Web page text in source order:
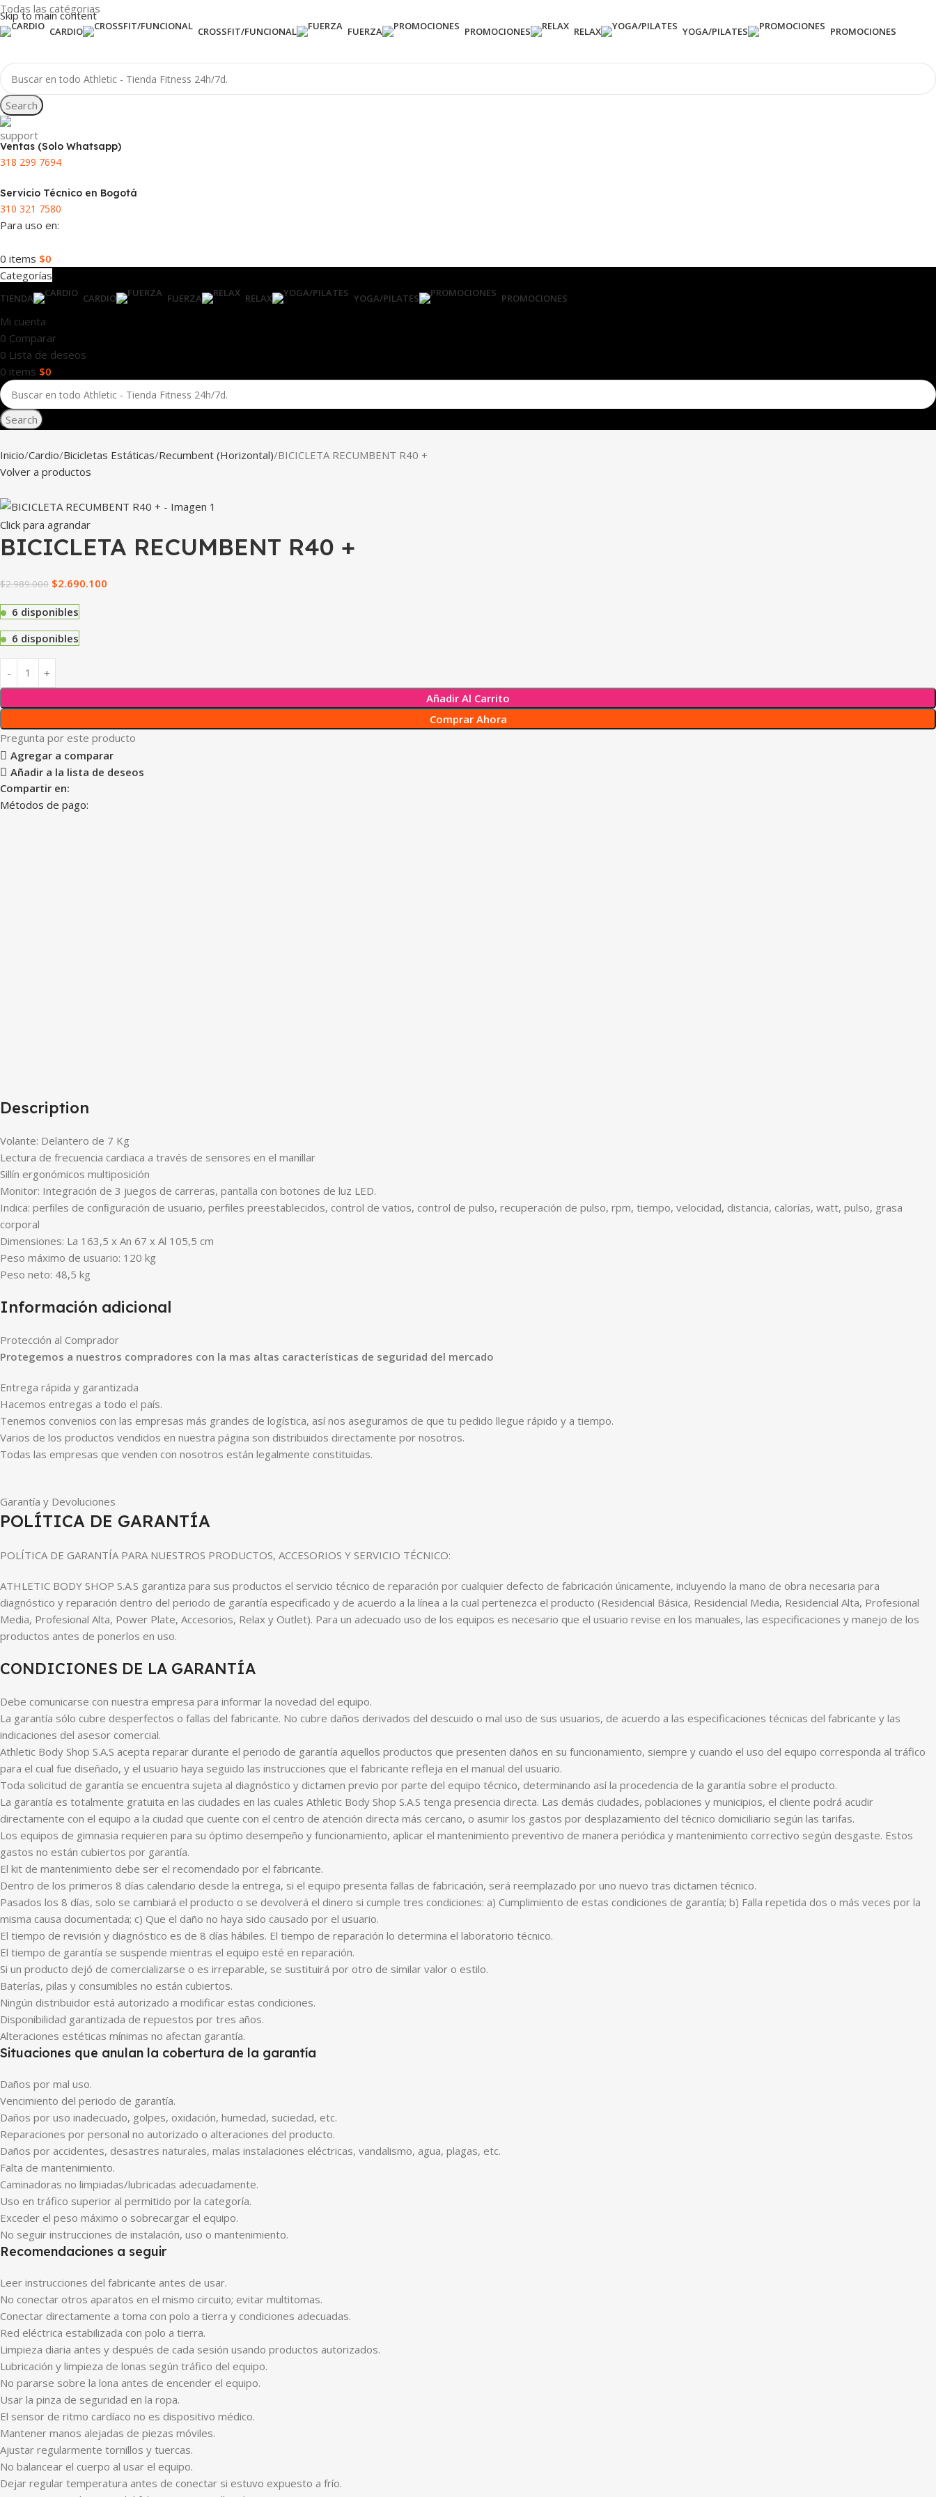
Skip to main content
Todas las catégorias
CARDIO CROSSFIT/FUNCIONAL FUERZA PROMOCIONES RELAX YOGA/PILATES PROMOCIONES
Search
Ventas (Solo Whatsapp)
318 299 7694
Servicio Técnico en Bogotá
310 321 7580
Para uso en:
0 items $0
Categorías
TIENDA CARDIO FUERZA RELAX YOGA/PILATES PROMOCIONES
Mi cuenta
0 Comparar
0 Lista de deseos
0 items $0
Search
Inicio Cardio Bicicletas Estáticas Recumbent (Horizontal) BICICLETA RECUMBENT R40 +
Volver a productos
Click para agrandar
BICICLETA RECUMBENT R40 +
$2.989.000 $2.690.100
6 disponibles
6 disponibles
Añadir Al Carrito
Comprar Ahora
Pregunta por este producto
Agregar a comparar
Añadir a la lista de deseos
Compartir en:
Métodos de pago:
Description
Volante: Delantero de 7 Kg
Lectura de frecuencia cardiaca a través de sensores en el manillar
Sillín ergonómicos multiposición
Monitor: Integración de 3 juegos de carreras, pantalla con botones de luz LED.
Indica: perﬁles de conﬁguración de usuario, perﬁles preestablecidos, control de vatios, control de pulso, recuperación de pulso, rpm, tiempo, velocidad, distancia, calorías, watt, pulso, grasa
corporal
Dimensiones: La 163,5 x An 67 x Al 105,5 cm
Peso máximo de usuario: 120 kg
Peso neto: 48,5 kg
Información adicional
Protección al Comprador
Protegemos a nuestros compradores con la mas altas características de seguridad del mercado
Entrega rápida y garantizada
Hacemos entregas a todo el país.
Tenemos convenios con las empresas más grandes de logística, así nos aseguramos de que tu pedido llegue rápido y a tiempo.
Varios de los productos vendidos en nuestra página son distribuidos directamente por nosotros.
Todas las empresas que venden con nosotros están legalmente constituidas.
Garantía y Devoluciones
POLÍTICA DE GARANTÍA
POLÍTICA DE GARANTÍA PARA NUESTROS PRODUCTOS, ACCESORIOS Y SERVICIO TÉCNICO:
ATHLETIC BODY SHOP S.A.S garantiza para sus productos el servicio técnico de reparación por cualquier defecto de fabricación únicamente, incluyendo la mano de obra necesaria para
diagnóstico y reparación dentro del periodo de garantía especificado y de acuerdo a la línea a la cual pertenezca el producto (Residencial Básica, Residencial Media, Residencial Alta, Profesional
Media, Profesional Alta, Power Plate, Accesorios, Relax y Outlet). Para un adecuado uso de los equipos es necesario que el usuario revise en los manuales, las especificaciones y manejo de los
productos antes de ponerlos en uso.
CONDICIONES DE LA GARANTÍA
Debe comunicarse con nuestra empresa para informar la novedad del equipo.
La garantía sólo cubre desperfectos o fallas del fabricante. No cubre daños derivados del descuido o mal uso de sus usuarios, de acuerdo a las especificaciones técnicas del fabricante y las
indicaciones del asesor comercial.
Athletic Body Shop S.A.S acepta reparar durante el periodo de garantía aquellos productos que presenten daños en su funcionamiento, siempre y cuando el uso del equipo corresponda al tráfico
para el cual fue diseñado, y el usuario haya seguido las instrucciones que el fabricante refleja en el manual del usuario.
Toda solicitud de garantía se encuentra sujeta al diagnóstico y dictamen previo por parte del equipo técnico, determinando así la procedencia de la garantía sobre el producto.
La garantía es totalmente gratuita en las ciudades en las cuales Athletic Body Shop S.A.S tenga presencia directa. Las demás ciudades, poblaciones y municipios, el cliente podrá acudir
directamente con el equipo a la ciudad que cuente con el centro de atención directa más cercano, o asumir los gastos por desplazamiento del técnico domiciliario según las tarifas.
Los equipos de gimnasia requieren para su óptimo desempeño y funcionamiento, aplicar el mantenimiento preventivo de manera periódica y mantenimiento correctivo según desgaste. Estos
gastos no están cubiertos por garantía.
El kit de mantenimiento debe ser el recomendado por el fabricante.
Dentro de los primeros 8 días calendario desde la entrega, si el equipo presenta fallas de fabricación, será reemplazado por uno nuevo tras dictamen técnico.
Pasados los 8 días, solo se cambiará el producto o se devolverá el dinero si cumple tres condiciones: a) Cumplimiento de estas condiciones de garantía; b) Falla repetida dos o más veces por la
misma causa documentada; c) Que el daño no haya sido causado por el usuario.
El tiempo de revisión y diagnóstico es de 8 días hábiles. El tiempo de reparación lo determina el laboratorio técnico.
El tiempo de garantía se suspende mientras el equipo esté en reparación.
Si un producto dejó de comercializarse o es irreparable, se sustituirá por otro de similar valor o estilo.
Baterías, pilas y consumibles no están cubiertos.
Ningún distribuidor está autorizado a modificar estas condiciones.
Disponibilidad garantizada de repuestos por tres años.
Alteraciones estéticas mínimas no afectan garantía.
Situaciones que anulan la cobertura de la garantía
Daños por mal uso.
Vencimiento del periodo de garantía.
Daños por uso inadecuado, golpes, oxidación, humedad, suciedad, etc.
Reparaciones por personal no autorizado o alteraciones del producto.
Daños por accidentes, desastres naturales, malas instalaciones eléctricas, vandalismo, agua, plagas, etc.
Falta de mantenimiento.
Caminadoras no limpiadas/lubricadas adecuadamente.
Uso en tráfico superior al permitido por la categoría.
Exceder el peso máximo o sobrecargar el equipo.
No seguir instrucciones de instalación, uso o mantenimiento.
Recomendaciones a seguir
Leer instrucciones del fabricante antes de usar.
No conectar otros aparatos en el mismo circuito; evitar multitomas.
Conectar directamente a toma con polo a tierra y condiciones adecuadas.
Red eléctrica estabilizada con polo a tierra.
Limpieza diaria antes y después de cada sesión usando productos autorizados.
Lubricación y limpieza de lonas según tráfico del equipo.
No pararse sobre la lona antes de encender el equipo.
Usar la pinza de seguridad en la ropa.
El sensor de ritmo cardíaco no es dispositivo médico.
Mantener manos alejadas de piezas móviles.
Ajustar regularmente tornillos y tuercas.
No balancear el cuerpo al usar el equipo.
Dejar regular temperatura antes de conectar si estuvo expuesto a frío.